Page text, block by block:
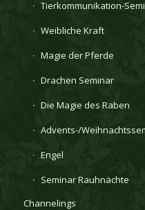
Tierkommunikation-
Weibliche Kraft
Magie der Pferde
Drachen Seminar
Die Magie des Raben
Advents-/
Engel
Seminar Rauhnächte
Channelings